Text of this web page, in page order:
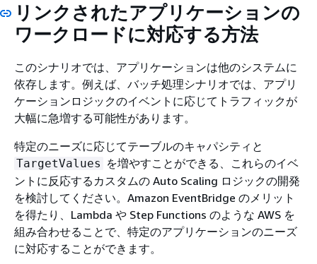
リンクされたアプリケーションの
ワークロードに対応する方法
このシナリオでは、アプリケーションは他のシステムに
依存します。例えば、バッチ処理シナリオでは、アプリ
ケーションロジックのイベントに応じてトラフィックが
大幅に急増する可能性があります。
特定のニーズに応じてテーブルのキャパシティと
TargetValues を増やすことができる、これらのイベ
ントに反応するカスタムの Auto Scaling ロジックの開発
を検討してください。Amazon EventBridge のメリット
を得たり、Lambda や Step Functions のような AWS を
組み合わせることで、特定のアプリケーションのニーズ
に対応することができます。